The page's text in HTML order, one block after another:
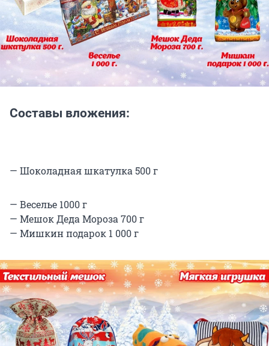
Составы вложения:
— Шоколадная шкатулка 500 г
— Веселье 1000 г
— Мешок Деда Мороза 700 г
— Мишкин подарок 1 000 г